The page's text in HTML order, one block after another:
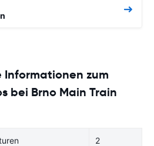
zum
bei Brno Main Train
2